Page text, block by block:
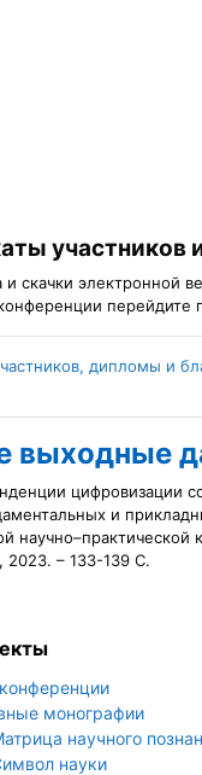
участников
скачки электронной
перейдите
дипломы и
выходные
цифровизации
и
научно–практической
2023. – 133-139 С.
монографии
научного
науки